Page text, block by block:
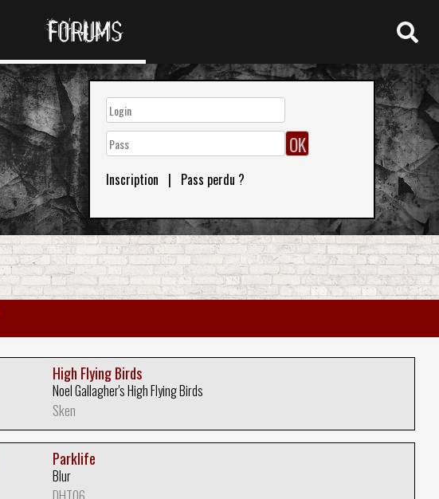
FORUMS
Inscription | Pass perdu ?
High Flying Birds
Noel Gallagher's High Flying Birds
Sken
Parklife
Blur